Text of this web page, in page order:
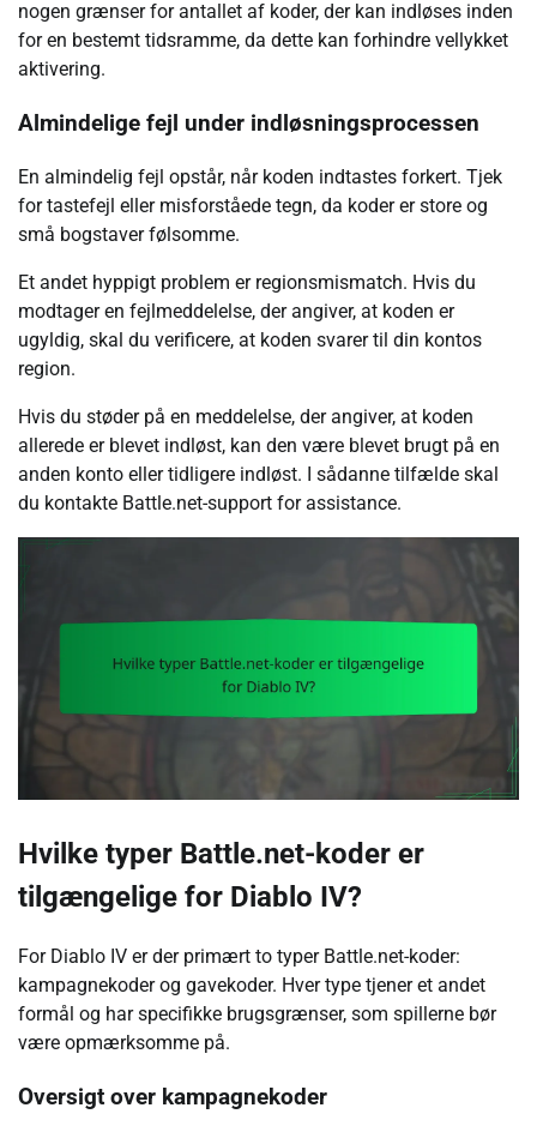
nogen grænser for antallet af koder, der kan indløses inden
for en bestemt tidsramme, da dette kan forhindre vellykket
aktivering.
Almindelige fejl under indløsningsprocessen
En almindelig fejl opstår, når koden indtastes forkert. Tjek
for tastefejl eller misforståede tegn, da koder er store og
små bogstaver følsomme.
Et andet hyppigt problem er regionsmismatch. Hvis du
modtager en fejlmeddelelse, der angiver, at koden er
ugyldig, skal du verificere, at koden svarer til din kontos
region.
Hvis du støder på en meddelelse, der angiver, at koden
allerede er blevet indløst, kan den være blevet brugt på en
anden konto eller tidligere indløst. I sådanne tilfælde skal
du kontakte Battle.net-support for assistance.
Hvilke typer Battle.net-koder er
tilgængelige for Diablo IV?
For Diablo IV er der primært to typer Battle.net-koder:
kampagnekoder og gavekoder. Hver type tjener et andet
formål og har specifikke brugsgrænser, som spillerne bør
være opmærksomme på.
Oversigt over kampagnekoder